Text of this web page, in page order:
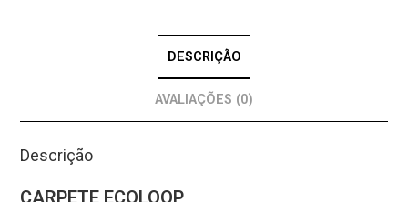
DESCRIÇÃO
AVALIAÇÕES (0)
Descrição
CARPETE ECOLOOP